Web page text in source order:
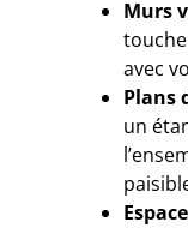
Murs
avec
Plans
un